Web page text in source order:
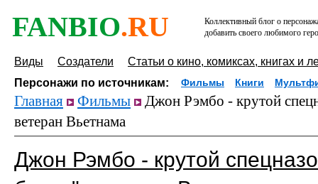
FANBIO.RU
Коллективный блог о
добавить своего любимого
Виды Создатели
Статьи о кино, комиксах, книгах и
Персонажи по источникам:
Фильмы Книги
Главная Фильмы
Джон Рэмбо - крутой
ветеран Вьетнама
Джон Рэмбо - крутой